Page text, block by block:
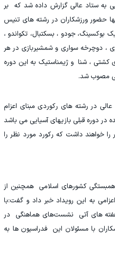
به ستاد عالی گزارش داده شد که بر
حضور ورزشکاران در رشته های تنیس
بوکسینگ، جودو ، بسکتبال، تکواندو ،
، دوچرخه سواری و شمشیربازی در هر
کشتی ، شنا و ژیمناستیک به این دوره
مصوب شد.
در رشته های رکوردی مبنای اعزام
در دوره قبلی بازیهای آسیایی می باشد
خواهند داشت که رکورد مورد نظر را
کشورهای اسلامی همچنین از
به این رویداد خبر داد و گفت:با
های آتی نشست‌های هماهنگی در
با مسئولان این فدراسیون ها به